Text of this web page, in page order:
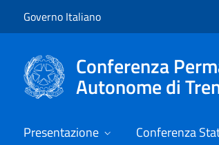
Governo Italiano
Conferenza
Autonome di
Presentazione Conferenza